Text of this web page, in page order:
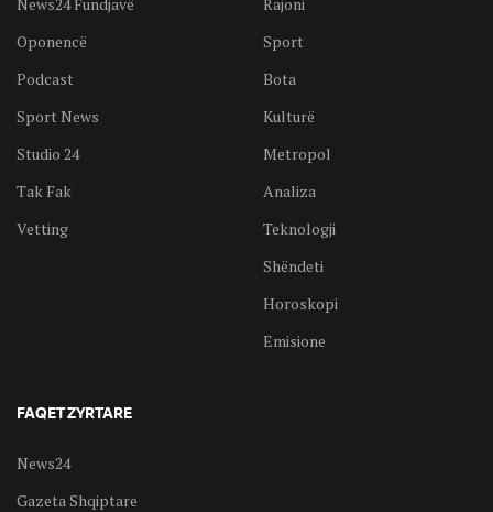
Oponencë
Podcast
Sport News
Studio 24
Tak Fak
Vetting
Sport
Bota
Kulturë
Metropol
Analiza
Teknologji
Shëndeti
Horoskopi
Emisione
FAQET ZYRTARE
News24
Gazeta Shqiptare